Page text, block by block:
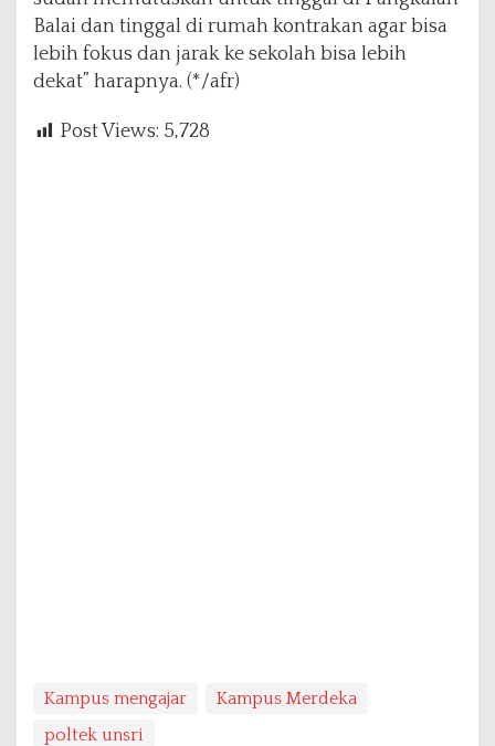
Balai dan tinggal di rumah kontrakan agar bisa
lebih fokus dan jarak ke sekolah bisa lebih
dekat” harapnya. (*/afr)
Post Views: 5,728
Kampus mengajar
Kampus Merdeka
poltek unsri